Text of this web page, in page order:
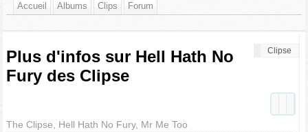
Accueil Albums Clips Forum
Clipse
Plus d'infos sur Hell Hath No
Fury des Clipse
The Clipse, Hell Hath No Fury, Mr Me Too